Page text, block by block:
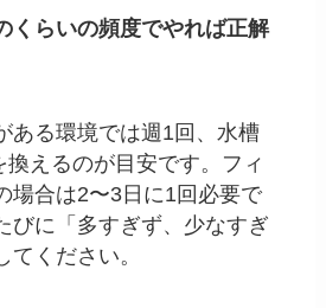
くらいの頻度でやれば正解
ある環境では週1回、水槽
換えるのが目安です。フィ
場合は2〜3日に1回必要で
びに「多すぎず、少なすぎ
てください。